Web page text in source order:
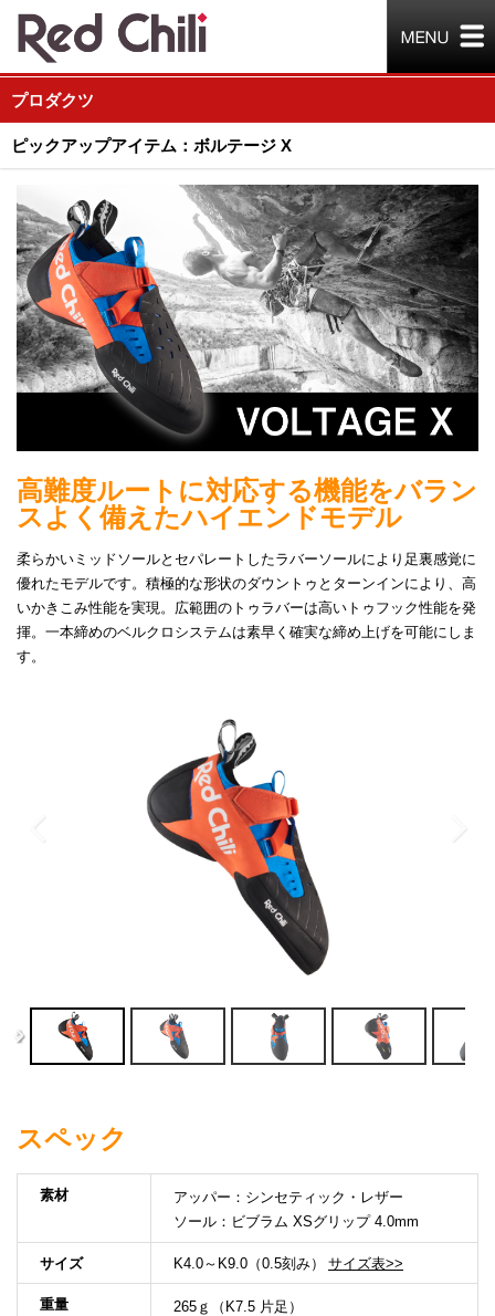
プロダクツ
ピックアップアイテム：ボルテージ X
高難度ルートに対応する機能をバラン
スよく備えたハイエンドモデル
柔らかいミッドソールとセパレートしたラバーソールにより足裏感覚に
優れたモデルです。積極的な形状のダウントゥとターンインにより、高
いかきこみ性能を実現。広範囲のトゥラバーは高いトゥフック性能を発
揮。一本締めのベルクロシステムは素早く確実な締め上げを可能にしま
す。
スペック
素材
アッパー：シンセティック・レザー
ソール：ビブラム XSグリップ 4.0mm
サイズ K4.0～K9.0（0.5刻み） サイズ表>>
重量 265ｇ（K7.5 片足）